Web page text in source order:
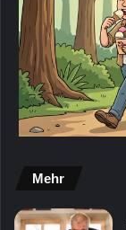
Mehr